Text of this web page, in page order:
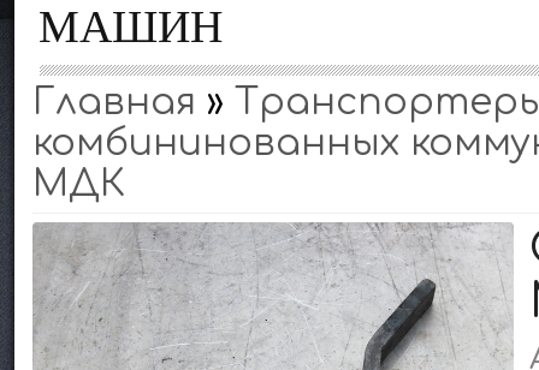
МАШИН
Главная »
комбининованных
МДК